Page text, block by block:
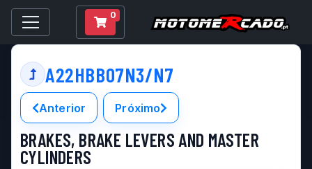
0
A22HBB07N3/N7
Anterior Próximo
BRAKES, BRAKE LEVERS AND MASTER
CYLINDERS